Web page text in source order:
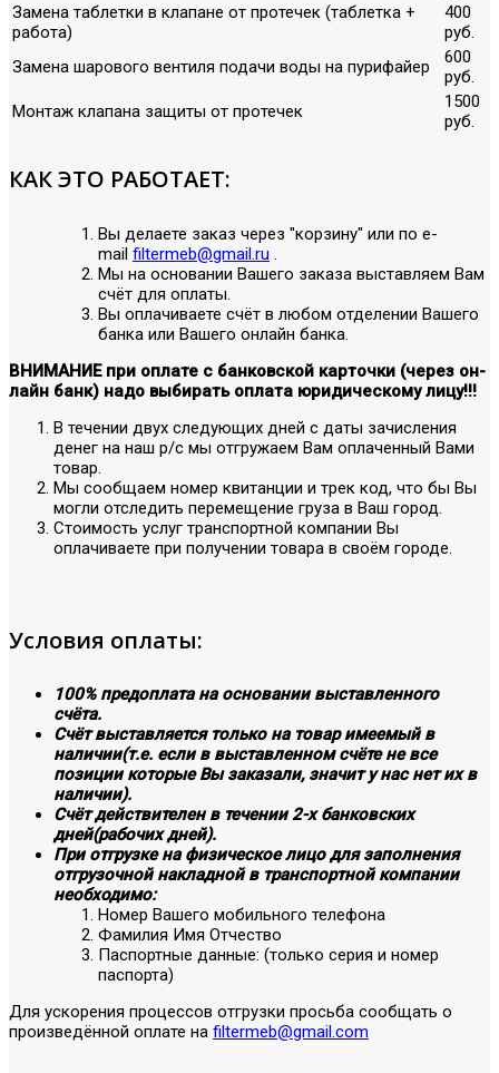
Замена таблетки в клапане от протечек (таблетка +
работа)
400
руб.
Замена шарового вентиля подачи воды на пурифайер
600
руб.
Монтаж клапана защиты от протечек
1500
руб.
КАК ЭТО РАБОТАЕТ:
Вы делаете заказ через "корзину" или по е-
mail filtermeb@gmail.ru .
Мы на основании Вашего заказа выставляем Вам
счёт для оплаты.
Вы оплачиваете счёт в любом отделении Вашего
банка или Вашего онлайн банка.
ВНИМАНИЕ при оплате с банковской карточки (через он-
лайн банк) надо выбирать оплата юридическому лицу!!!
В течении двух следующих дней с даты зачисления
денег на наш р/с мы отгружаем Вам оплаченный Вами
товар.
Мы сообщаем номер квитанции и трек код, что бы Вы
могли отследить перемещение груза в Ваш город.
Стоимость услуг транспортной компании Вы
оплачиваете при получении товара в своём городе.
Условия оплаты:
100% предоплата на основании выставленного
счёта.
Счёт выставляется только на товар имеемый в
наличии(т.е. если в выставленном счёте не все
позиции которые Вы заказали, значит у нас нет их в
наличии).
Счёт действителен в течении 2-х банковских
дней(рабочих дней).
При отгрузке на физическое лицо для заполнения
отгрузочной накладной в транспортной компании
необходимо:
Номер Вашего мобильного телефона
Фамилия Имя Отчество
Паспортные данные: (только серия и номер
паспорта)
Для ускорения процессов отгрузки просьба сообщать о
произведённой оплате на filtermeb@gmail.com